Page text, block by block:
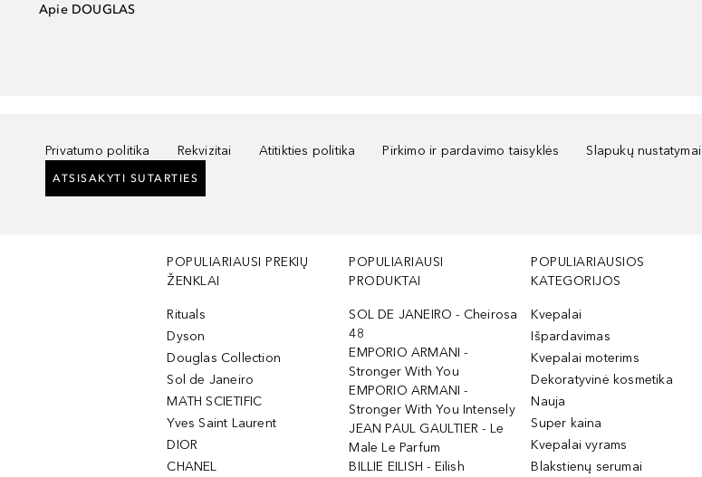
Apie DOUGLAS
Privatumo politika Rekvizitai Atitikties politika Pirkimo ir pardavimo taisyklės Slapukų nustatymai
ATSISAKYTI SUTARTIES
POPULIARIAUSI PREKIŲ
ŽENKLAI
Rituals
Dyson
Douglas Collection
Sol de Janeiro
MATH SCIETIFIC
Yves Saint Laurent
DIOR
CHANEL
POPULIARIAUSI
PRODUKTAI
SOL DE JANEIRO - Cheirosa
48
EMPORIO ARMANI -
Stronger With You
EMPORIO ARMANI -
Stronger With You Intensely
JEAN PAUL GAULTIER - Le
Male Le Parfum
BILLIE EILISH - Eilish
POPULIARIAUSIOS
KATEGORIJOS
Kvepalai
Išpardavimas
Kvepalai moterims
Dekoratyvinė kosmetika
Nauja
Super kaina
Kvepalai vyrams
Blakstienų serumai